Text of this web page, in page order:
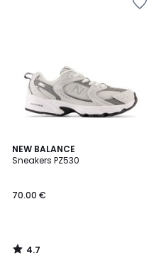
NEW BALANCE
Sneakers PZ530
70.00 €
4.7
/ 5
4.7
/